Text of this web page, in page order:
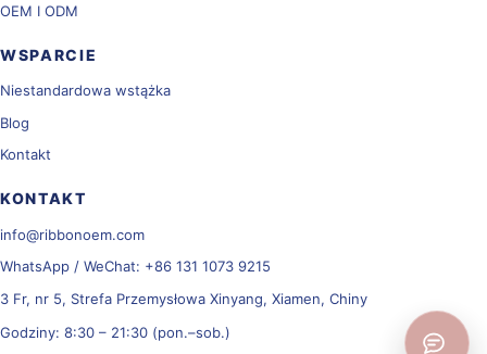
OEM I ODM
WSPARCIE
Niestandardowa wstążka
Blog
Kontakt
KONTAKT
info@ribbonoem.com
WhatsApp / WeChat: +86 131 1073 9215
3 Fr, nr 5, Strefa Przemysłowa Xinyang, Xiamen, Chiny
Godziny: 8:30 – 21:30 (pon.–sob.)